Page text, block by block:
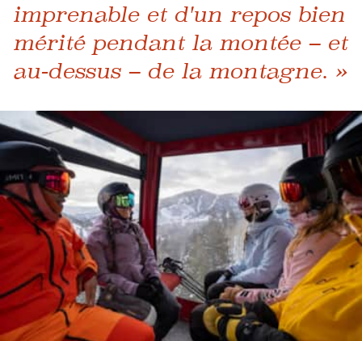
imprenable et d'un repos bien
mérité pendant la montée – et
au-dessus – de la montagne. »